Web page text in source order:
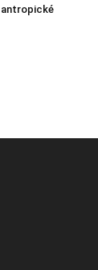
antropické